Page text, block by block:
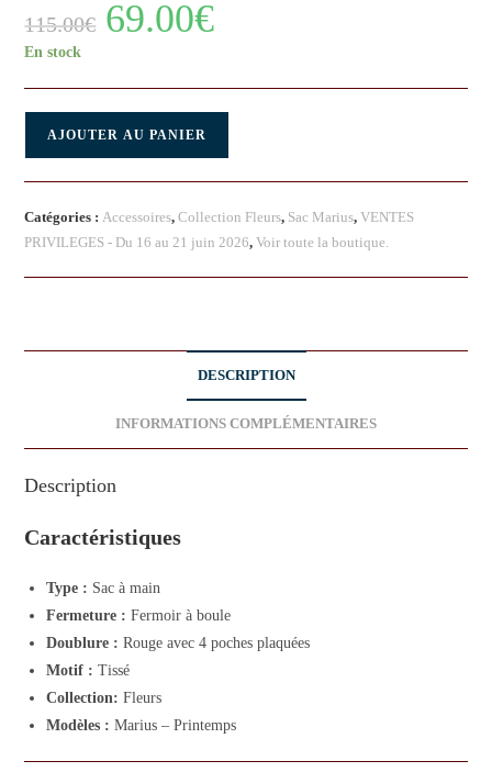
115.00€ 69.00€
En stock
AJOUTER AU PANIER
Catégories :Accessoires,Collection Fleurs, Sac Marius,VENTES
PRIVILEGES - Du 16 au 21 juin 2026,Voir toute la boutique.
DESCRIPTION
INFORMATIONS COMPLÉMENTAIRES
Description
Caractéristiques
Type : Sac à main
Fermeture : Fermoir à boule
Doublure : Rouge avec 4 poches plaquées
Motif :Tissé
Collection: Fleurs
Modèles : Marius – Printemps